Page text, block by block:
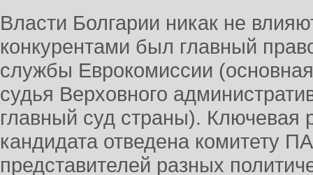
Власти Болгарии никак не
конкурентами был главный
службы Еврокомиссии
судья Верховного
главный суд страны). Ключевая
кандидата отведена комитету
представителей разных